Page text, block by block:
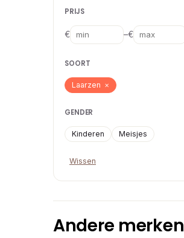
PRIJS
€ –€
SOORT
Laarzen ×
GENDER
Kinderen Meisjes
Wissen
Andere merken